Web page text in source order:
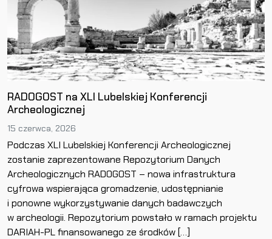
RADOGOST na XLI Lubelskiej Konferencji
Archeologicznej
15 czerwca, 2026
Podczas XLI Lubelskiej Konferencji Archeologicznej
zostanie zaprezentowane Repozytorium Danych
Archeologicznych RADOGOST – nowa infrastruktura
cyfrowa wspierająca gromadzenie, udostępnianie
i ponowne wykorzystywanie danych badawczych
w archeologii. Repozytorium powstało w ramach projektu
DARIAH-PL finansowanego ze środków […]